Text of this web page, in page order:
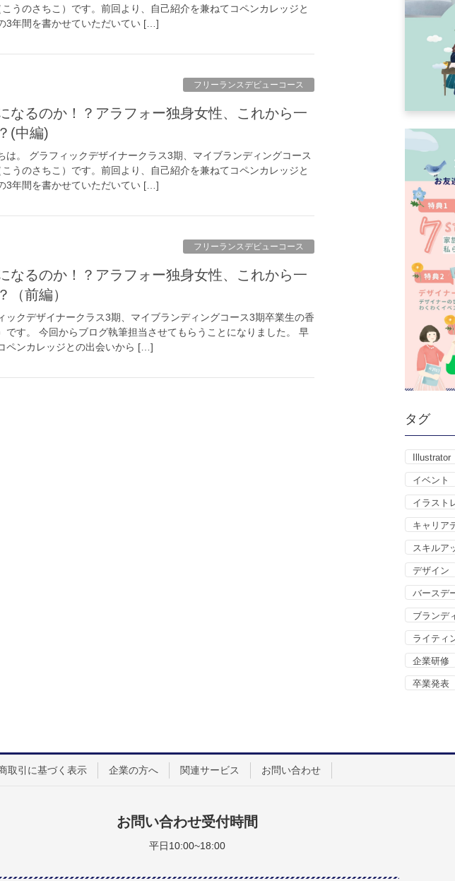
うのさちこ）です。前回より、自己紹介を兼ねてコペンカレッジと
3年間を書かせていただいてい […]
フリーランスデビューコース
(中編)
は。 グラフィックデザイナークラス3期、マイブランディングコース
うのさちこ）です。前回より、自己紹介を兼ねてコペンカレッジと
3年間を書かせていただいてい […]
フリーランスデビューコース
（前編）
ックデザイナークラス3期、マイブランディングコース3期卒業生の香
です。 今回からブログ執筆担当させてもらうことになりました。 早
ペンカレッジとの出会いから […]
タグ
Illustrator
イベント
イラスト
キャリア
スキルア
デザイン
バースデ
ブランデ
ライティ
企業研修
卒業発表
取引に基づく表示 企業の方へ 関連サービス お問い合わせ
お問い合わせ受付時間
平日10:00~18:00